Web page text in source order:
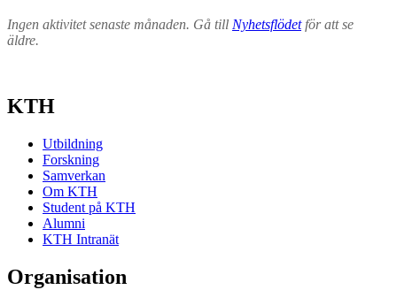
Ingen aktivitet senaste månaden. Gå till Nyhetsflödetför att se
äldre.
KTH
Utbildning
Forskning
Samverkan
Om KTH
Student på KTH
Alumni
KTH Intranät
Organisation